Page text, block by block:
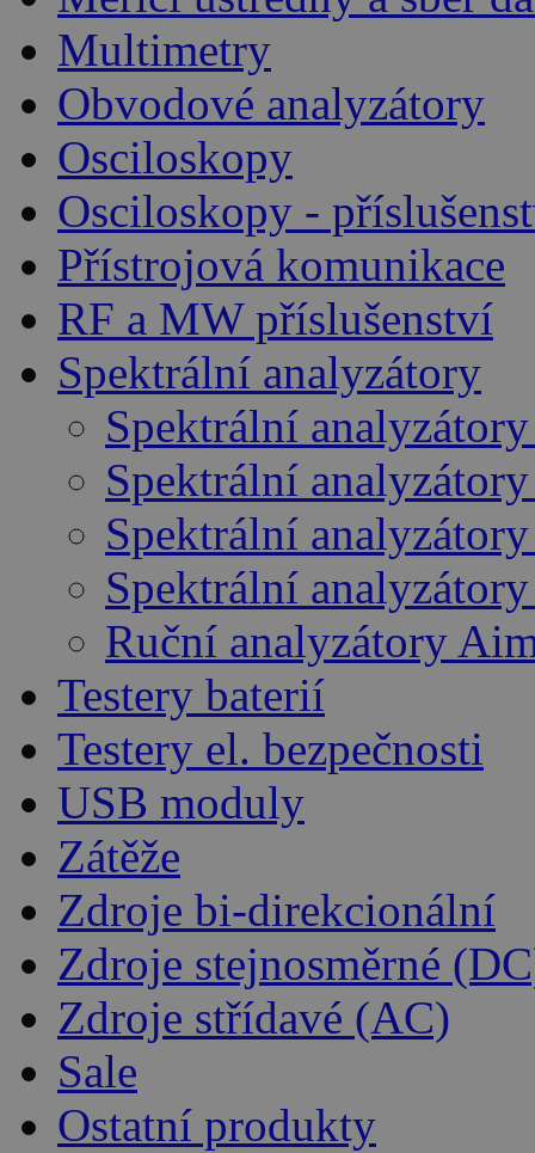
Multimetry
Obvodové analyzátory
Osciloskopy
Osciloskopy -
Přístrojová komunikace
RF a MW příslušenství
Spektrální analyzátory
Spektrální
Spektrální
Spektrální
Spektrální
Ruční analyzátory
Testery baterií
Testery el. bezpečnosti
USB moduly
Zátěže
Zdroje bi-direkcionální
Zdroje stejnosměrné
Zdroje střídavé (AC)
Sale
Ostatní produkty